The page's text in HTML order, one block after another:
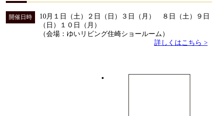
開催日時
10月１日（土）２日（日）３日（月） ８日（土）９日
（日）１０日（月）
（会場：ゆいリビング住崎ショールーム）
詳しくはこちら >